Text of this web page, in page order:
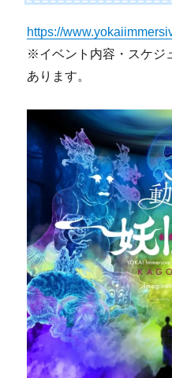
https://
※イベント内容・スケジ
あります。